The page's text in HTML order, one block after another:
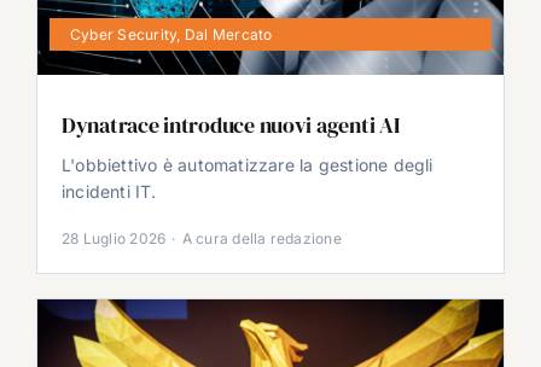
Cyber Security, Dal Mercato
Dynatrace introduce nuovi agenti AI
L'obbiettivo è automatizzare la gestione degli
incidenti IT.
28 Luglio 2026 · A cura della redazione